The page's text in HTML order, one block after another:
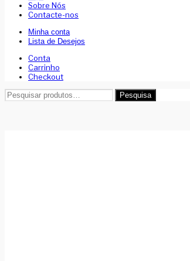
Sobre Nós
Contacte-nos
Minha conta
Lista de Desejos
Conta
Carrinho
Checkout
Pesquisar
por:
Pesquisa